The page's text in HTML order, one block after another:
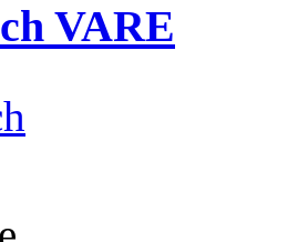
VARE